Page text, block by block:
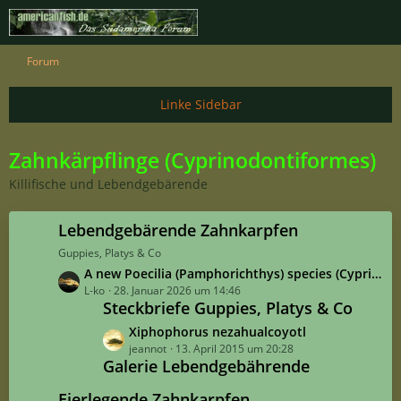
Forum
Zahnkärpflinge (Cyprinodontiformes)
Killifische und Lebendgebärende
Lebendgebärende Zahnkarpfen
Guppies, Platys & Co
L
e
A new Poecilia (Pamphorichthys) species (Cyprinodontiformes: Poeciliidae) and Its conservation implications at the Chapada Diamantina, Bahia, Brazil [Poecilia (Pamphorichthys) marconii]
L-ko 28. Januar 2026 um 14:46
Steckbriefe Guppies, Platys & Co
L
e
t
Xiphophorus nezahualcoyotl
jeannot 13. April 2015 um 20:28
Galerie Lebendgebährende